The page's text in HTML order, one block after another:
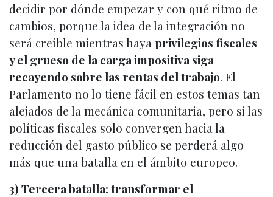
decidir por dónde empezar y con qué ritmo de
cambios, porque la idea de la integración no
será creíble mientras haya privilegios fiscales
y el grueso de la carga impositiva siga
recayendo sobre las rentas del trabajo. El
Parlamento no lo tiene fácil en estos temas tan
alejados de la mecánica comunitaria, pero si las
políticas fiscales solo convergen hacia la
reducción del gasto público se perderá algo
más que una batalla en el ámbito europeo.
3) Tercera batalla: transformar el